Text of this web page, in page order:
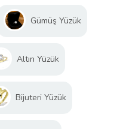
Gümüş Yüzük
Altın Yüzük
Bijuteri Yüzük